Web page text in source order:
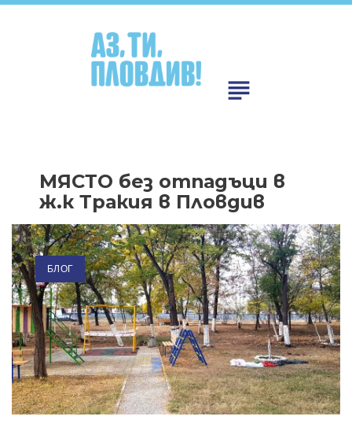
Skip
subject
МЯСТО без отпадъци в
ж.к Тракия в Пловдив
БЛОГ